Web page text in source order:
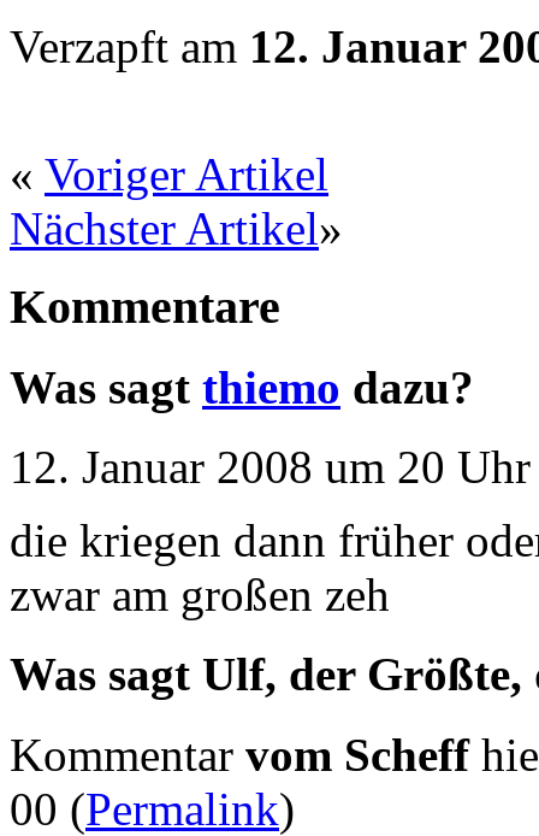
Verzapft am 12. Januar
« Voriger Artikel
Nächster Artikel»
Kommentare
Was sagt thiemo dazu?
12. Januar 2008 um 20
die kriegen dann früher
zwar am großen zeh
Was sagt Ulf, der Größte,
Kommentar vom Scheff
00 (Permalink)